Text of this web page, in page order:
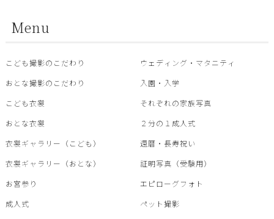
Menu
こども撮影のこだわり
おとな撮影のこだわり
こども衣裳
おとな衣裳
衣裳ギャラリー（こども）
衣裳ギャラリー（おとな）
お宮参り
成人式
ウェディング・マタニティ
入園・入学
それぞれの家族写真
２分の１成人式
還暦・⾧寿祝い
証明写真（受験用）
エピローグフォト
ペット撮影